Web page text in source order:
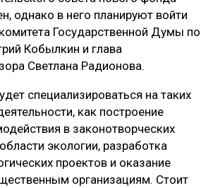
однако в него планируют войти
Государственной Думы по
Кобылкин и глава
Светлана Радионова.
специализироваться на таких
как построение
в законотворческих
экологии, разработка
проектов и оказание
организациям. Стоит